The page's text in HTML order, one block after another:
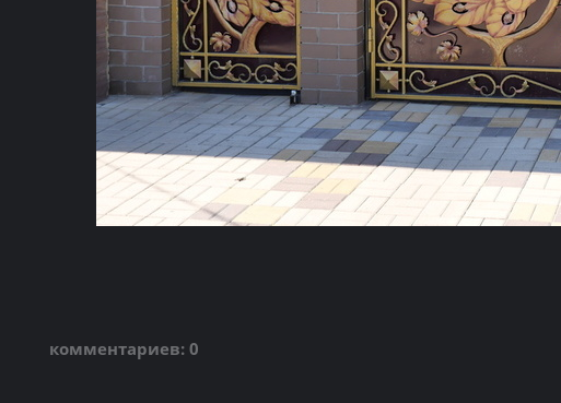
комментариев: 0